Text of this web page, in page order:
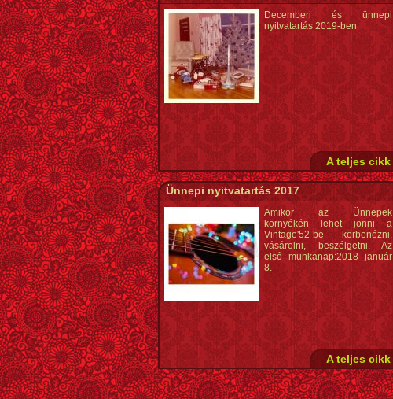
Decemberi és ünnepi
nyitvatartás 2019-ben
A teljes cikk
Ünnepi nyitvatartás 2017
Amikor az Ünnepek
környékén lehet jönni a
Vintage'52-be körbenézni,
vásárolni, beszélgetni. Az
első munkanap:2018 január
8.
A teljes cikk